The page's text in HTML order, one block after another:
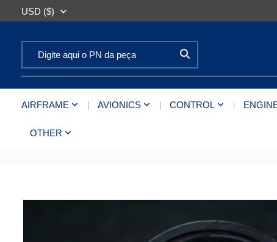
USD ($)
AIRFRAME AVIONICS CONTROL
OTHER